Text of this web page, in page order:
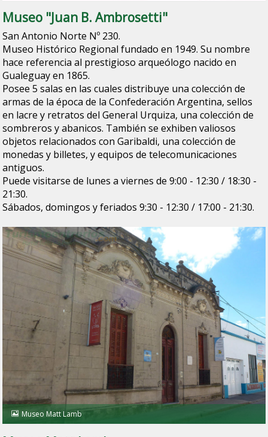
Museo "Juan B. Ambrosetti"
San Antonio Norte Nº 230.
Museo Histórico Regional fundado en 1949. Su nombre
hace referencia al prestigioso arqueólogo nacido en
Gualeguay en 1865.
Posee 5 salas en las cuales distribuye una colección de
armas de la época de la Confederación Argentina, sellos
en lacre y retratos del General Urquiza, una colección de
sombreros y abanicos. También se exhiben valiosos
objetos relacionados con Garibaldi, una colección de
monedas y billetes, y equipos de telecomunicaciones
antiguos.
Puede visitarse de lunes a viernes de 9:00 - 12:30 / 18:30 -
21:30.
Sábados, domingos y feriados 9:30 - 12:30 / 17:00 - 21:30.
Museo Matt Lamb